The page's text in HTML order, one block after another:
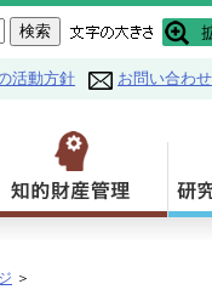
活動方針 お問い合わせ
＞